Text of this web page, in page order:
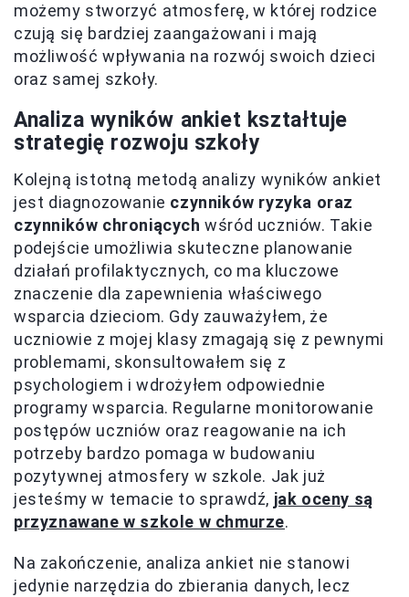
możemy stworzyć atmosferę, w której rodzice
czują się bardziej zaangażowani i mają
możliwość wpływania na rozwój swoich dzieci
oraz samej szkoły.
Analiza wyników ankiet kształtuje
strategię rozwoju szkoły
Kolejną istotną metodą analizy wyników ankiet
jest diagnozowanie czynników ryzyka oraz
czynników chroniących wśród uczniów. Takie
podejście umożliwia skuteczne planowanie
działań profilaktycznych, co ma kluczowe
znaczenie dla zapewnienia właściwego
wsparcia dzieciom. Gdy zauważyłem, że
uczniowie z mojej klasy zmagają się z pewnymi
problemami, skonsultowałem się z
psychologiem i wdrożyłem odpowiednie
programy wsparcia. Regularne monitorowanie
postępów uczniów oraz reagowanie na ich
potrzeby bardzo pomaga w budowaniu
pozytywnej atmosfery w szkole. Jak już
jesteśmy w temacie to sprawdź, jak oceny są
przyznawane w szkole w chmurze.
Na zakończenie, analiza ankiet nie stanowi
jedynie narzędzia do zbierania danych, lecz